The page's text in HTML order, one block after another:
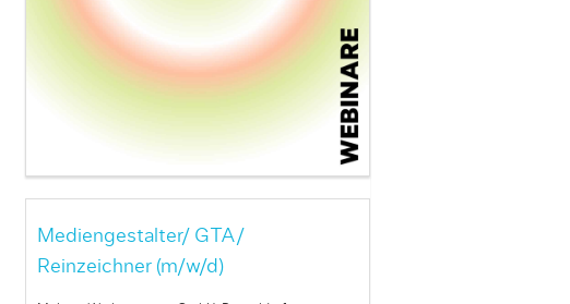
Mediengestalter/ GTA/
Reinzeichner (m/w/d)